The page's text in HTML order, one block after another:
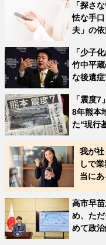
「探さ
怯な手
夫」の
「少子
竹中平
な後遺症
「震度
8年熊本
た“現行
我が
しで
当にあ
高市早
め、た
めて政